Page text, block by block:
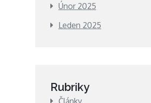
Únor 2025
Leden 2025
Rubriky
Články